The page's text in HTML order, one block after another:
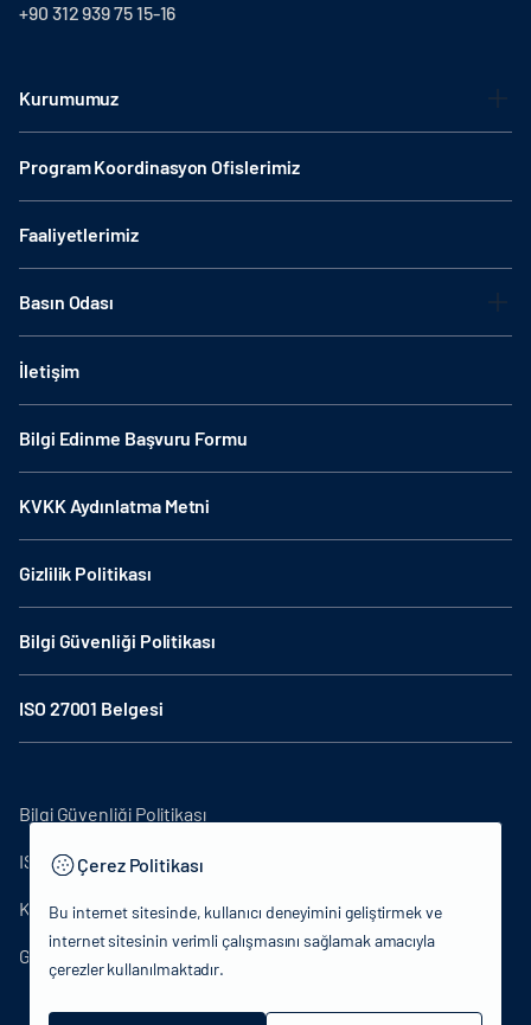
+90 312 939 75 15-16
Kurumumuz
Program Koordinasyon Ofislerimiz
Faaliyetlerimiz
Basın Odası
İletişim
Bilgi Edinme Başvuru Formu
KVKK Aydınlatma Metni
Gizlilik Politikası
Bilgi Güvenliği Politikası
ISO 27001 Belgesi
Bilgi Güvenliği Politikası
ISO27001
KVKK Aydınlatma Metni
Gizlilik Politikası
Çerez Politikası
Bu internet sitesinde, kullanıcı deneyimini geliştirmek ve
internet sitesinin verimli çalışmasını sağlamak amacıyla
çerezler kullanılmaktadır.